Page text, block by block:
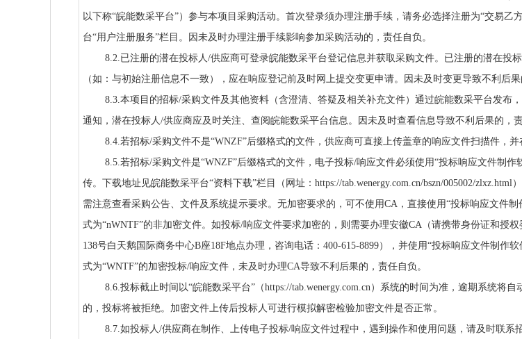
以下称“皖能数采平台”）参与本项目采购活动。首次登录须办理注册手续，请务必选择注册为“交易乙
台“用户注册服务”栏目。因未及时办理注册手续影响参加采购活动的，责任自负。
8.2.已注册的潜在投标人/供应商可登录皖能数采平台登记信息并获取采购文件。已注册的潜在投
（如：与初始注册信息不一致），应在响应登记前及时网上提交变更申请。因未及时变更导致不利后果
8.3.本项目的招标/采购文件及其他资料（含澄清、答疑及相关补充文件）通过皖能数采平台发布
通知，潜在投标人/供应商应及时关注、查阅皖能数采平台信息。因未及时查看信息导致不利后果的，责
8.4.若招标/采购文件不是“WNZF”后缀格式的文件，供应商可直接上传盖章的响应文件扫描件，并
8.5.若招标/采购文件是“WNZF”后缀格式的文件，电子投标/响应文件必须使用“投标响应文件制作
传。下载地址见皖能数采平台“资料下载”栏目（网址：https://tab.wenergy.com.cn/bszn/005002/zlxz.html
需注意查看采购公告、文件及系统提示要求。无加密要求的，可不使用CA，直接使用“投标响应文件
式为“nWNTF”的非加密文件。如投标/响应文件要求加密的，则需要办理安徽CA（请携带身份证和授
138号白天鹅国际商务中心B座18F地点办理，咨询电话：400-615-8899），并使用“投标响应文件制作
式为“WNTF”的加密投标/响应文件，未及时办理CA导致不利后果的，责任自负。
8.6.投标截止时间以“皖能数采平台”（https://tab.wenergy.com.cn）系统的时间为准，逾期系统将
的，投标将被拒绝。加密文件上传后投标人可进行模拟解密检验加密文件是否正常。
8.7.如投标人/供应商在制作、上传电子投标/响应文件过程中，遇到操作和使用问题，请及时联系